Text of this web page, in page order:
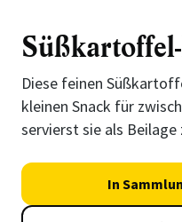
Diese feinen
kleinen Snack für
servierst sie als Beilage
In